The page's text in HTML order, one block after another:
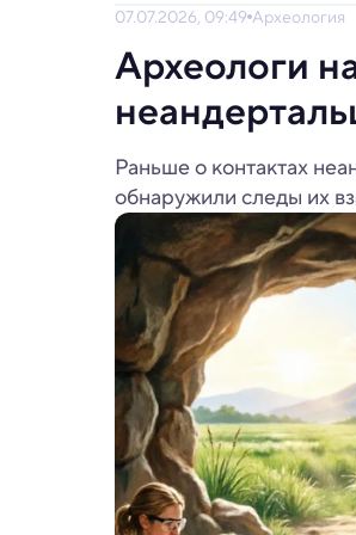
07.07.2026, 09:49 Археология
Археологи
Раньше о контактах
обнаружили следы их